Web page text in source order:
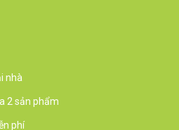
nhà
2 sản phẩm
phí